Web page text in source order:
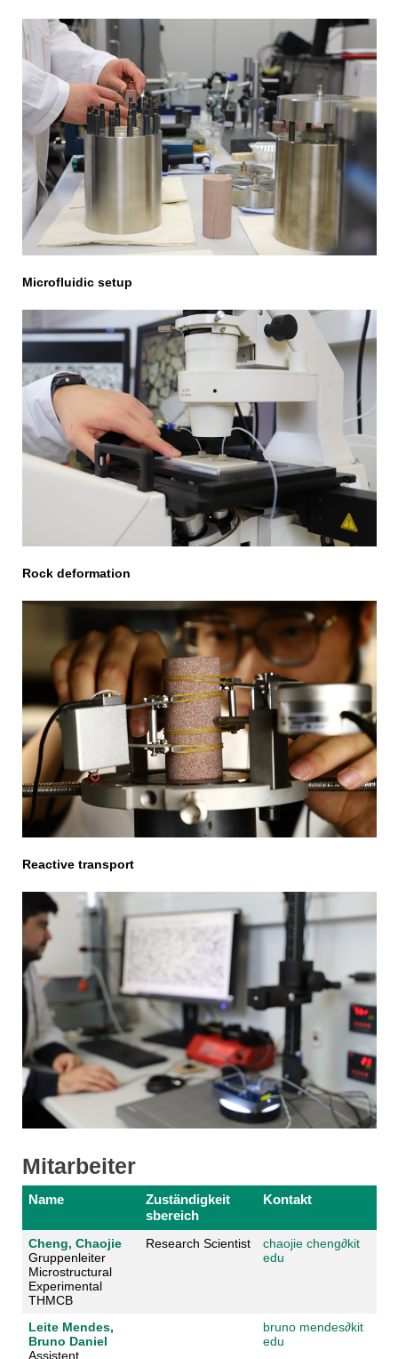
Microfluidic setup
Rock deformation
Reactive transport
Mitarbeiter
Name
Zuständigkeit
sbereich
Kontakt
Cheng, Chaojie
Gruppenleiter
Microstructural
Experimental
THMCB
Research Scientist chaojie cheng∂kit
edu
Leite Mendes,
Bruno Daniel
Assistent
bruno mendes∂kit
edu